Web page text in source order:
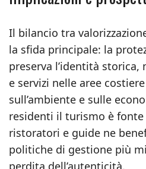
Il bilancio tra
la sfida principale: la
preserva l’identità storica,
e servizi nelle aree
sull’ambiente e sulle
residenti il turismo è
ristoratori e guide ne
politiche di gestione più
perdita dell’autenticità.